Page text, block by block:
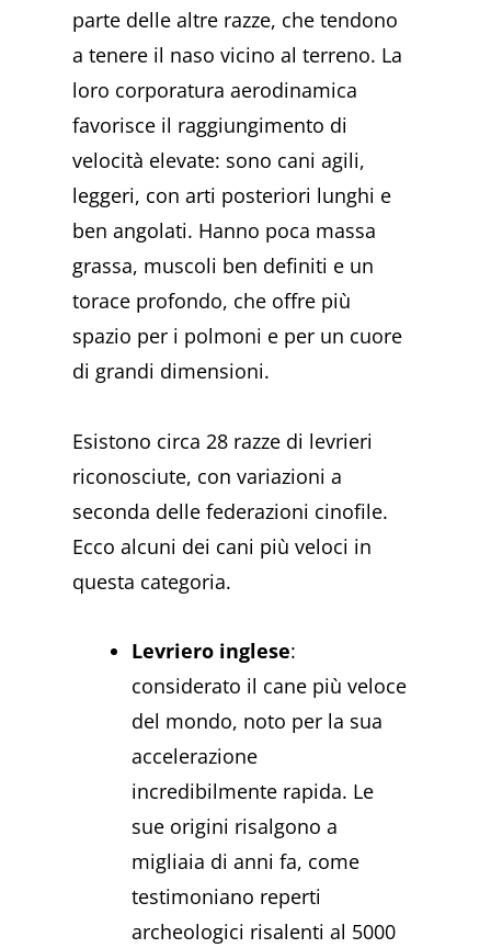
parte delle altre razze, che tendono
a tenere il naso vicino al terreno. La
loro corporatura aerodinamica
favorisce il raggiungimento di
velocità elevate: sono cani agili,
leggeri, con arti posteriori lunghi e
ben angolati. Hanno poca massa
grassa, muscoli ben definiti e un
torace profondo, che offre più
spazio per i polmoni e per un cuore
di grandi dimensioni.
Esistono circa 28 razze di levrieri
riconosciute, con variazioni a
seconda delle federazioni cinofile.
Ecco alcuni dei cani più veloci in
questa categoria.
Levriero inglese:
considerato il cane più veloce
del mondo, noto per la sua
accelerazione
incredibilmente rapida. Le
sue origini risalgono a
migliaia di anni fa, come
testimoniano reperti
archeologici risalenti al 5000